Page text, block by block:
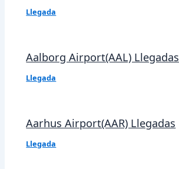
Llegada
Aalborg Airport(AAL) Llegadas
Llegada
Aarhus Airport(AAR) Llegadas
Llegada